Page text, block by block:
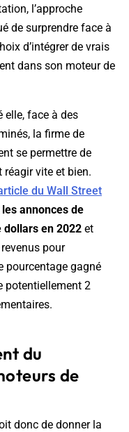
l’approche
de surprendre face à
d’intégrer de vrais
dans son moteur de
elle, face à des
la firme de
se permettre de
réagir vite et bien.
du Wall Street
les annonces de
dollars en 2022 et
pour
pourcentage gagné
potentiellement 2
du
de
donc de donner la